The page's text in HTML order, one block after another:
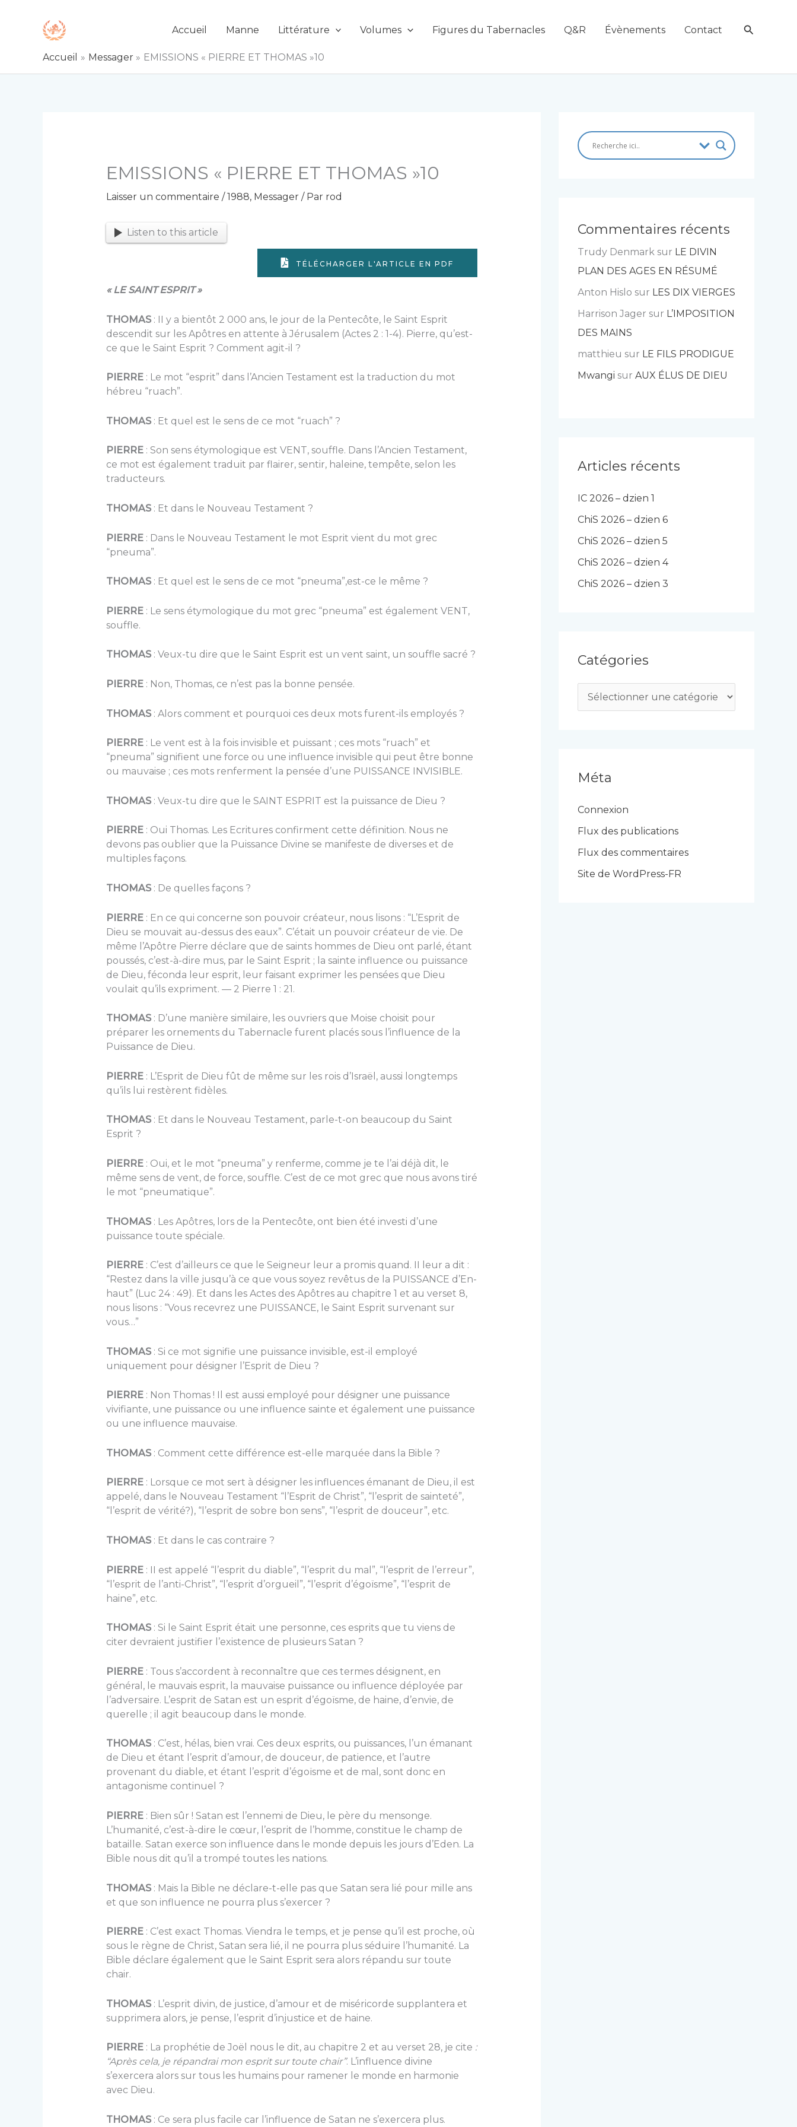
Accueil Manne Littérature Volumes Figures du Tabernacles Q&R Évènements Contact
Accueil Messager EMISSIONS « PIERRE ET THOMAS »10
EMISSIONS « PIERRE ET THOMAS »10
Laisser un commentaire / 1988, Messager/ Par rod
Listen to this article
TÉLÉCHARGER L'ARTICLE EN PDF
« LE SAINT ESPRIT »
THOMAS: II y a bientôt 2 000 ans, le jour de la Pentecôte, le Saint Esprit
descendit sur les Apôtres en attente à Jérusalem (Actes 2 : 1-4). Pierre, qu’est-
ce que le Saint Esprit ? Comment agit-il ?
PIERRE: Le mot “esprit” dans l’Ancien Testament est la traduction du mot
hébreu “ruach”.
THOMAS : Et quel est le sens de ce mot “ruach” ?
PIERRE: Son sens étymologique est VENT, souffle. Dans l’Ancien Testament,
ce mot est également traduit par flairer, sentir, haleine, tempête, selon les
traducteurs.
THOMAS : Et dans le Nouveau Testament ?
PIERRE: Dans le Nouveau Testament le mot Esprit vient du mot grec
“pneuma”.
THOMAS: Et quel est le sens de ce mot “pneuma”,est-ce le même ?
PIERRE: Le sens étymologique du mot grec “pneuma” est également VENT,
souffle.
THOMAS: Veux-tu dire que le Saint Esprit est un vent saint, un souffle sacré ?
PIERRE : Non, Thomas, ce n’est pas la bonne pensée.
THOMAS: Alors comment et pourquoi ces deux mots furent-ils employés ?
PIERRE: Le vent est à la fois invisible et puissant ; ces mots “ruach” et
“pneuma” signifient une force ou une influence invisible qui peut être bonne
ou mauvaise ; ces mots renferment la pensée d’une PUISSANCE INVISIBLE.
THOMAS: Veux-tu dire que le SAINT ESPRIT est la puissance de Dieu ?
PIERRE: Oui Thomas. Les Ecritures confirment cette définition. Nous ne
devons pas oublier que la Puissance Divine se manifeste de diverses et de
multiples façons.
THOMAS: De quelles façons ?
PIERRE: En ce qui concerne son pouvoir créateur, nous lisons : “L’Esprit de
Dieu se mouvait au-dessus des eaux”. C’était un pouvoir créateur de vie. De
même l’Apôtre Pierre déclare que de saints hommes de Dieu ont parlé, étant
poussés, c’est-à-dire mus, par le Saint Esprit ; la sainte influence ou puissance
de Dieu, féconda leur esprit, leur faisant exprimer les pensées que Dieu
voulait qu’ils expriment. — 2 Pierre 1 : 21.
THOMAS: D’une manière similaire, les ouvriers que Moise choisit pour
préparer les ornements du Tabernacle furent placés sous l’influence de la
Puissance de Dieu.
PIERRE : L’Esprit de Dieu fût de même sur les rois d’Israël, aussi longtemps
qu’ils lui restèrent fidèles.
THOMAS: Et dans le Nouveau Testament, parle-t-on beaucoup du Saint
Esprit ?
PIERRE: Oui, et le mot “pneuma” y renferme, comme je te l’ai déjà dit, le
même sens de vent, de force, souffle. C’est de ce mot grec que nous avons tiré
le mot “pneumatique”.
THOMAS: Les Apôtres, lors de la Pentecôte, ont bien été investi d’une
puissance toute spéciale.
PIERRE: C’est d’ailleurs ce que le Seigneur leur a promis quand. II leur a dit :
“Restez dans la ville jusqu’à ce que vous soyez revêtus de la PUISSANCE d’En-
haut” (Luc 24 : 49). Et dans les Actes des Apôtres au chapitre 1 et au verset 8,
nous lisons : “Vous recevrez une PUISSANCE, le Saint Esprit survenant sur
vous…”
THOMAS: Si ce mot signifie une puissance invisible, est-il employé
uniquement pour désigner l’Esprit de Dieu ?
PIERRE: Non Thomas ! Il est aussi employé pour désigner une puissance
vivifiante, une puissance ou une influence sainte et également une puissance
ou une influence mauvaise.
THOMAS: Comment cette différence est-elle marquée dans la Bible ?
PIERRE: Lorsque ce mot sert à désigner les influences émanant de Dieu, il est
appelé, dans le Nouveau Testament “l’Esprit de Christ”, “l’esprit de sainteté”,
“l’esprit de vérité?), “l’esprit de sobre bon sens”, “l’esprit de douceur”, etc.
THOMAS: Et dans le cas contraire ?
PIERRE: II est appelé “l’esprit du diable”, “l’esprit du mal”, “l’esprit de l’erreur”,
“l’esprit de l’anti-Christ”, “l’esprit d’orgueil”, “l’esprit d’égoïsme”, “l’esprit de
haine”, etc.
THOMAS: Si le Saint Esprit était une personne, ces esprits que tu viens de
citer devraient justifier l’existence de plusieurs Satan ?
PIERRE: Tous s’accordent à reconnaître que ces termes désignent, en
général, le mauvais esprit, la mauvaise puissance ou influence déployée par
l’adversaire. L’esprit de Satan est un esprit d’égoïsme, de haine, d’envie, de
querelle ; il agit beaucoup dans le monde.
THOMAS: C’est, hélas, bien vrai. Ces deux esprits, ou puissances, l’un émanant
de Dieu et étant l’esprit d’amour, de douceur, de patience, et l’autre
provenant du diable, et étant l’esprit d’égoïsme et de mal, sont donc en
antagonisme continuel ?
PIERRE: Bien sûr ! Satan est l’ennemi de Dieu, le père du mensonge.
L’humanité, c’est-à-dire le cœur, l’esprit de l’homme, constitue le champ de
bataille. Satan exerce son influence dans le monde depuis les jours d’Eden. La
Bible nous dit qu’il a trompé toutes les nations.
THOMAS: Mais la Bible ne déclare-t-elle pas que Satan sera lié pour mille ans
et que son influence ne pourra plus s’exercer ?
PIERRE: C’est exact Thomas. Viendra le temps, et je pense qu’il est proche, où
sous le règne de Christ, Satan sera lié, il ne pourra plus séduire l’humanité. La
Bible déclare également que le Saint Esprit sera alors répandu sur toute
chair.
THOMAS: L’esprit divin, de justice, d’amour et de miséricorde supplantera et
supprimera alors, je pense, l’esprit d’injustice et de haine.
PIERRE: La prophétie de Joël nous le dit, au chapitre 2 et au verset 28, je cite :
“Après cela, je répandrai mon esprit sur toute chair”. L’influence divine
s’exercera alors sur tous les humains pour ramener le monde en harmonie
avec Dieu.
THOMAS: Ce sera plus facile car l’influence de Satan ne s’exercera plus.
Commentaires récents
Trudy Denmark sur LE DIVIN
PLAN DES AGES EN RÉSUMÉ
Anton Hislo sur LES DIX VIERGES
Harrison Jager sur L’IMPOSITION
DES MAINS
matthieu sur LE FILS PRODIGUE
Mwangi sur AUX ÉLUS DE DIEU
Articles récents
IC 2026 – dzien 1
ChiS 2026 – dzien 6
ChiS 2026 – dzien 5
ChiS 2026 – dzien 4
ChiS 2026 – dzien 3
Catégories
a
r
i
Méta
Connexion
Flux des publications
Flux des commentaires
Site de WordPress-FR